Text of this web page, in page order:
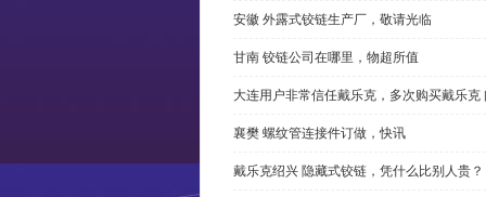
安徽 外露式铰链生产厂，敬请光临
甘南 铰链公司在哪里，物超所值
大连用户非常信任戴乐克，多次购买戴乐克
襄樊 螺纹管连接件订做，快讯
戴乐克绍兴 隐藏式铰链，凭什么比别人贵？